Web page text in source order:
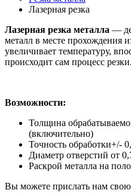
Лазерная резка
Лазерная резка металла —
металл в месте прохождения
увеличивает температуру,
происходит сам процесс резки.
Возможности:
Толщина
(включительно)
Точность обработки+/-
Диаметр отверстий от
Раскрой металла на
Вы можете прислать нам свою